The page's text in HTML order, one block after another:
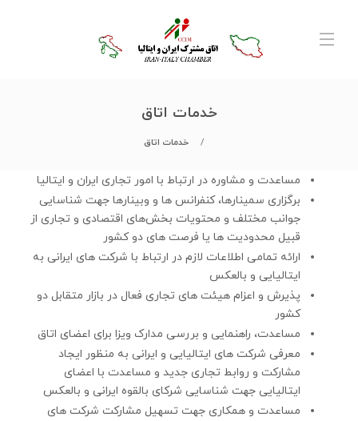
خدمات اتاق
خدمات اتاق
مساعدت و مشاوره در ارتباط با امور تجاری ایران و ایتالیا
برگزاری سمینارها، کنفرانس ها و وبینارها جهت شناسایی
جوانب مختلف و محتویات بخش‌های اقتصادی و تجاری از
قبیل محدودیت ها یا فرصت های دو کشور
ارائه تمامی اطلاعات لازم در ارتباط با شرکت های ایرانی به
ایتالیایی و بالعکس
پذیرش و اعزام هیئت های تجاری فعال در بازار متقابل دو
کشور
مساعدت، راهنمایی و بررسی مدارک ویزا برای اعضای اتاق
معرفی شرکت های ایتالیایی و ایرانی به منظور ایجاد
مشارکت و روابط تجاری جدید و مساعدت با اعضای
ایتالیایی جهت شناسایی شرکای بالقوه ایرانی و بالعکس
مساعدت و همکاری جهت تسهیل مشارکت شرکت های